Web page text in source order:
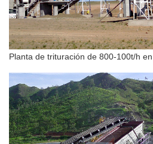
Planta de trituración de 800-100t/h